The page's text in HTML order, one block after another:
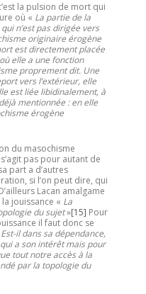
la pulsion de mort qui
où « La partie de la
n’est pas dirigée vers
originaire érogène
est directement placée
elle a une fonction
proprement dit. Une
vers l’extérieur, elle
est liée libidinalement, à
mentionnée : en elle
érogène
du masochisme
pas pour autant de
part a d’autres
si l’on peut dire, qui
Lacan amalgame
jouissance « La
du sujet»[15] Pour
il faut donc se
Est-il dans sa dépendance,
a son intérêt mais pour
tout notre accès à la
par la topologie du